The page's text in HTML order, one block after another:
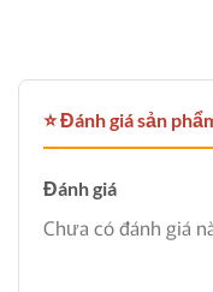
⭐ Đánh giá sản
Đánh giá
Chưa có đánh giá